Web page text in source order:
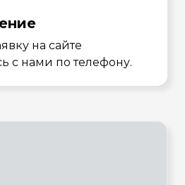
на сайте
с нами по телефону.